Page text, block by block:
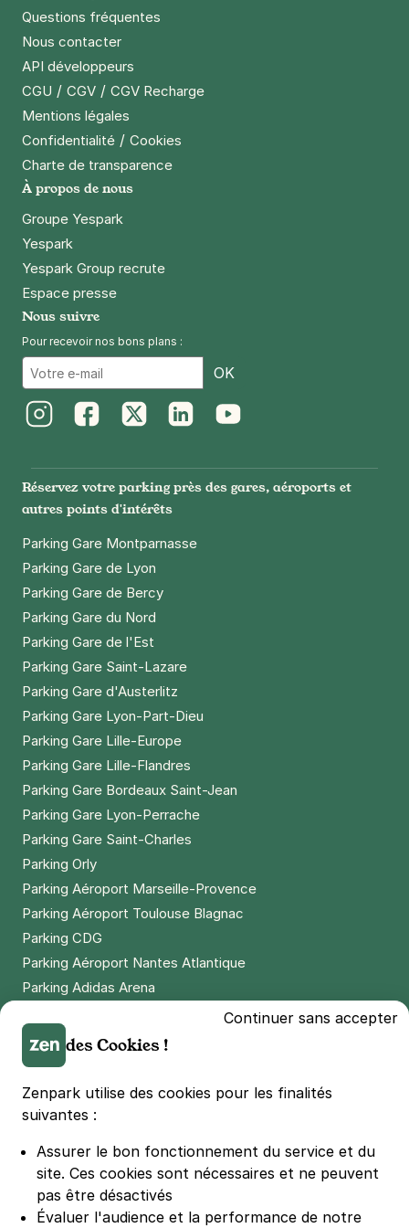
+ Abonnements disponibles
Lille - Wazemmes - Porte des Postes
59000
2,50 €/heure,18 €/jour,
Réserver
+ Abonnements disponibles
Gambetta
16 rue du Faubourg Notre Dame
1,50 €
/heure 17 €/jour, 67 €/semaine(tarifs dégressifs)
Lille - Port de Lille - Faculté de
Médecine
59800
4,3
1,50 €/heure ,14 €/jour,
Réserver
Lille - Vauban - Port de Lille
38 rue Charles de Muyssaert
59800Lille
4,5
(69 avis)
1,50 €/heure
Réserver
+ Abonnements disponibles
Questions fréquentes
Nous contacter
API développeurs
CGU / CGV / CGV Recharge
Mentions légales
Confidentialité / Cookies
Charte de transparence
À propos de nous
Groupe Yespark
Yespark
Yespark Group recrute
Espace presse
Nous suivre
Pour recevoir nos bons plans :
OK
Réservez votre parking près des gares, aéroports et
autres points d'intérêts
Parking Gare Montparnasse
Parking Gare de Lyon
Parking Gare de Bercy
Parking Gare du Nord
Parking Gare de l'Est
Parking Gare Saint-Lazare
Parking Gare d'Austerlitz
Parking Gare Lyon-Part-Dieu
Parking Gare Lille-Europe
Parking Gare Lille-Flandres
Parking Gare Bordeaux Saint-Jean
Parking Gare Lyon-Perrache
Parking Gare Saint-Charles
Parking Orly
Parking Aéroport Marseille-Provence
Parking Aéroport Toulouse Blagnac
Parking CDG
Parking Aéroport Nantes Atlantique
Parking Adidas Arena
Parking LDLC Arena
Parking Stade Pierre Mauroy
Parking Groupama Stadium
Parking Vélodrome
Parking Bercy
Parking La Défense Arena
Parking Les 4 temps
Continuer sans accepter
des Cookies !
Zenpark utilise des cookies pour les finalités
suivantes :
Assurer le bon fonctionnement du service et du
site. Ces cookies sont nécessaires et ne peuvent
pas être désactivés
Évaluer l'audience et la performance de notre